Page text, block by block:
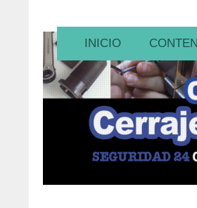
INICIO